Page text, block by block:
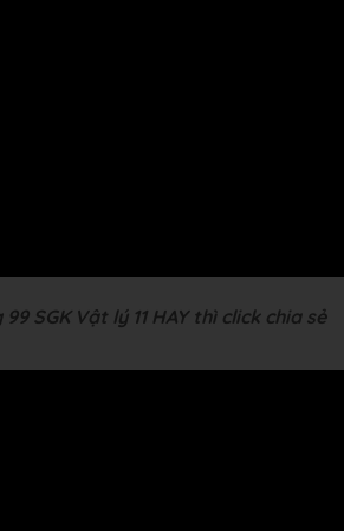
SGK Vật lý 11 HAY thì click chia sẻ